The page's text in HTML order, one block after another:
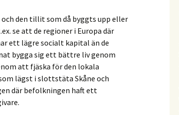
den tillit som då byggts upp eller
se att de regioner i Europa där
ett lägre socialt kapital än de
bygga sig ett bättre liv genom
att fjäska för den lokala
lägst i slottstäta Skåne och
där befolkningen haft ett